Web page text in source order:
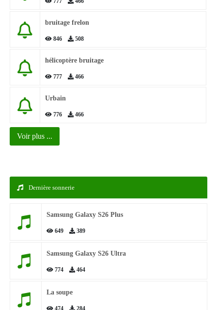
bruitage frelon
846 508
hélicoptère bruitage
777 466
Urbain
776 466
Voir plus ...
Dernière sonnerie
Samsung Galaxy S26 Plus
649 389
Samsung Galaxy S26 Ultra
774 464
La soupe
474 284